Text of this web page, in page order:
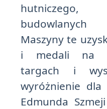
Maszyny te
i medali na
targach i
wyróżnienie
Edmunda